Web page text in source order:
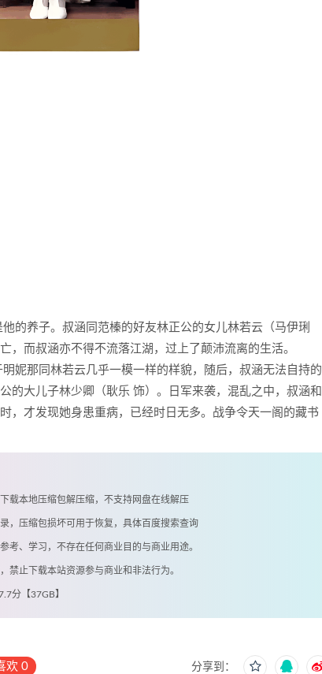
的养子。叔涵同范榛的好友林正公的女儿林若云（马伊琍
，而叔涵亦不得不流落江湖，过上了颠沛流离的生活。
妮那同林若云几乎一模一样的样貌，随后，叔涵无法自持的
的大儿子林少卿（耿乐 饰）。日军来袭，混乱之中，叔涵和
，才发现她身患重病，已经时日无多。战争令天一阁的藏书
载本地压缩包解压缩，不支持网盘在线解压
，压缩包损坏可用于恢复，具体百度搜索查询
考、学习，不存在任何商业目的与商业用途。
禁止下载本站资源参与商业和非法行为。
分【37GB】
欢0 分享到：